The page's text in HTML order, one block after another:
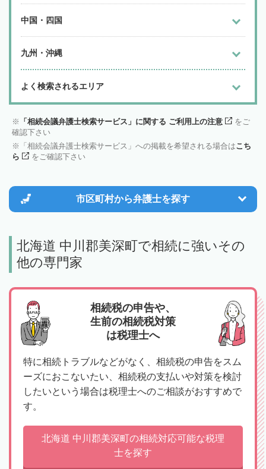
中国・四国
九州・沖縄
よく検索されるエリア
「相続会議弁護士検索サービス」に関する ご利用上の注意
をご
確認下さい
「相続会議弁護士検索サービス」への掲載を希望される場合はこち
ら
をご確認下さい
市区町村から弁護士を探す
北海道 中川郡美深町で相続に強いその
他の専門家
相続税の申告や、
生前の相続税対策
は税理士へ
特に相続トラブルなどがなく、相続税の申告をスム
ーズにおこないたい、相続税の支払いや対策を検討
したいという場合は税理士へのご相談がおすすめで
す。
北海道 中川郡美深町の相続対応可能な税理
士を探す